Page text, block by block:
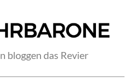
bloggen das Revier